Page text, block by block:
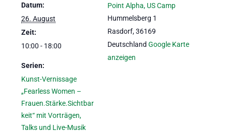
Datum:
26. August
Zeit:
10:00 - 18:00
Serien:
Kunst-Vernissage
„Fearless Women –
Frauen.Stärke.Sichtbar
keit“ mit Vorträgen,
Talks und Live-Musik
Point Alpha, US Camp
Hummelsberg 1
Rasdorf, 36169
Deutschland Google Karte
anzeigen